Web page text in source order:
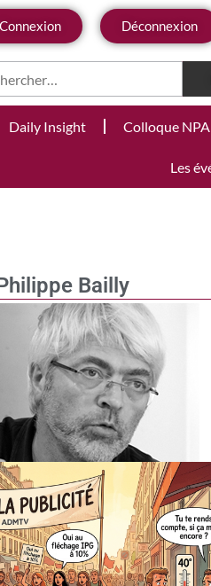
Connexion Déconnexion
Daily Insight Colloque NPA
Les
Bailly